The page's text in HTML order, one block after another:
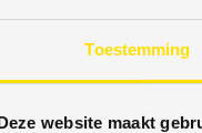
Toestemming
website maakt